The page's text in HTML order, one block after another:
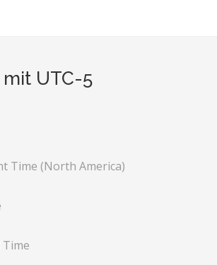
UTC-5
Time (North America)
Time